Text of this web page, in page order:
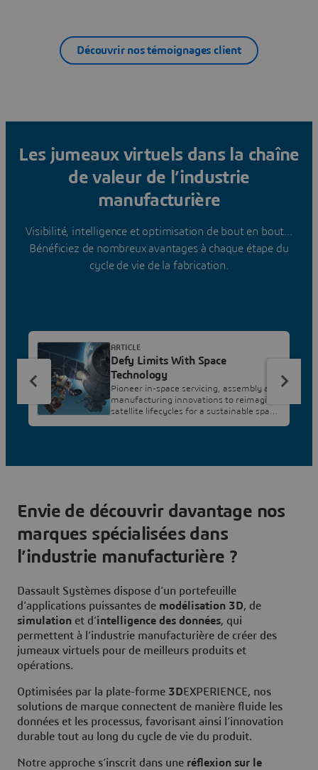
Découvrir nos témoignages client
Les jumeaux virtuels dans la chaîne
de valeur de l’industrie
manufacturière
Visibilité, intelligence et optimisation de bout en bout...
Bénéficiez de nombreux avantages à chaque étape du
cycle de vie de la fabrication.
Defy Limits With Space
Technology
Pioneer in-space servicing, assembly and
manufacturing innovations to reimagine
satellite lifecycles for a sustainable space
ARTICLE
Envie de découvrir davantage nos
marques spécialisées dans
l’industrie manufacturière ?
Dassault Systèmes dispose d’un portefeuille
d’applications puissantes de modélisation 3D, de
simulation et d’intelligence des données, qui
permettent à l’industrie manufacturière de créer des
jumeaux virtuels pour de meilleurs produits et
opérations.
Optimisées par la plate-forme 3DEXPERIENCE, nos
solutions de marque connectent de manière fluide les
données et les processus, favorisant ainsi l’innovation
durable tout au long du cycle de vie du produit.
Notre approche s’inscrit dans une réflexion sur le